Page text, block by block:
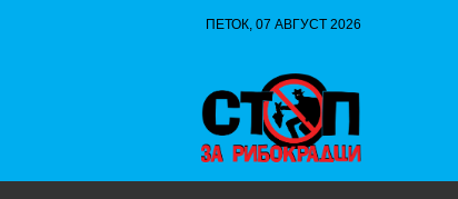
ПЕТОК, 07 АВГУСТ 2026